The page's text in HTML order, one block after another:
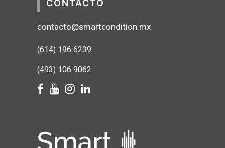
CONTACTO
contacto@smartcondition.mx
(614) 196 6239
(493) 106 9062